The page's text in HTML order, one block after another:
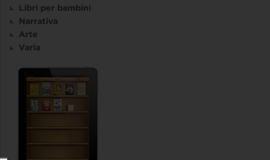
Libri per bambini
Narrativa
Arte
Varia